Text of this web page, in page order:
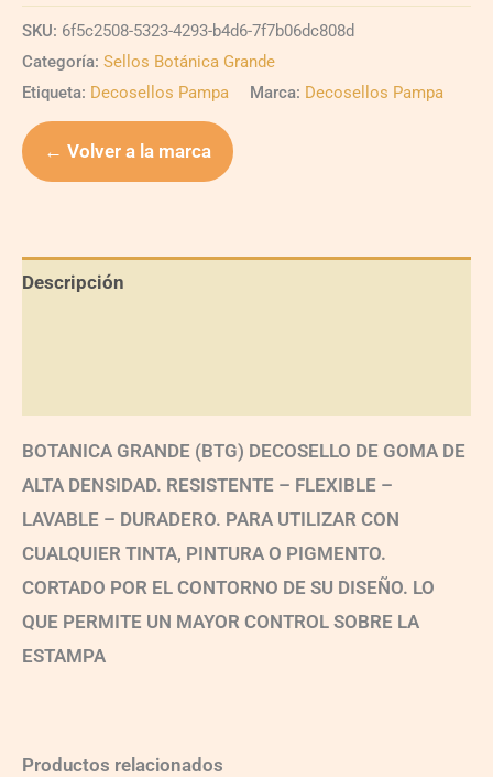
SKU: 6f5c2508-5323-4293-b4d6-7f7b06dc808d
Categoría: Sellos Botánica Grande
Etiqueta: Decosellos Pampa Marca: Decosellos Pampa
← Volver a la marca
Descripción
BOTANICA GRANDE (BTG) DECOSELLO DE GOMA DE
ALTA DENSIDAD. RESISTENTE – FLEXIBLE –
LAVABLE – DURADERO. PARA UTILIZAR CON
CUALQUIER TINTA, PINTURA O PIGMENTO.
CORTADO POR EL CONTORNO DE SU DISEÑO. LO
QUE PERMITE UN MAYOR CONTROL SOBRE LA
ESTAMPA
Productos relacionados